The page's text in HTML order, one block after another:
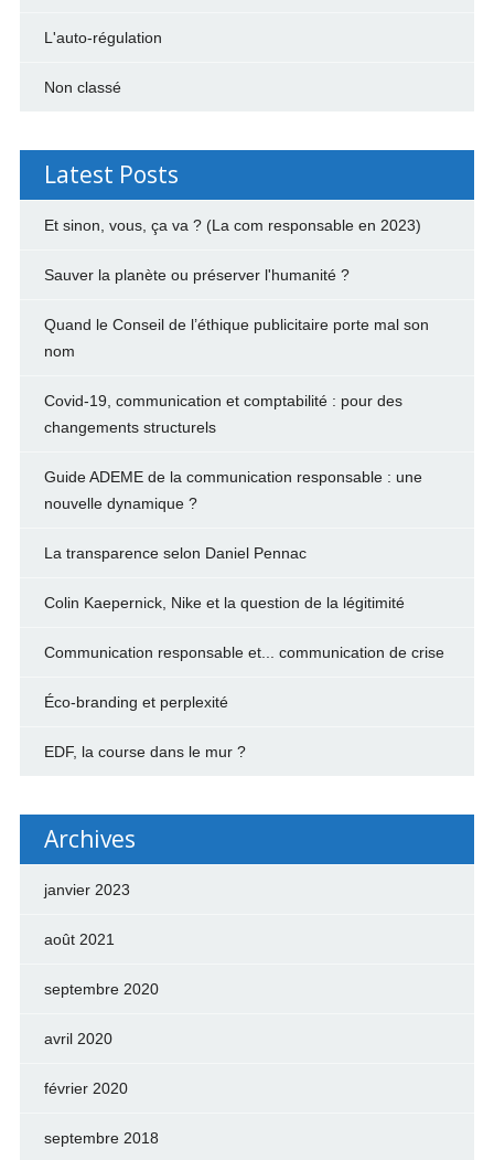
L'auto-régulation
Non classé
Latest Posts
Et sinon, vous, ça va ? (La com responsable en 2023)
Sauver la planète ou préserver l'humanité ?
Quand le Conseil de l’éthique publicitaire porte mal son
nom
Covid-19, communication et comptabilité : pour des
changements structurels
Guide ADEME de la communication responsable : une
nouvelle dynamique ?
La transparence selon Daniel Pennac
Colin Kaepernick, Nike et la question de la légitimité
Communication responsable et... communication de crise
Éco-branding et perplexité
EDF, la course dans le mur ?
Archives
janvier 2023
août 2021
septembre 2020
avril 2020
février 2020
septembre 2018